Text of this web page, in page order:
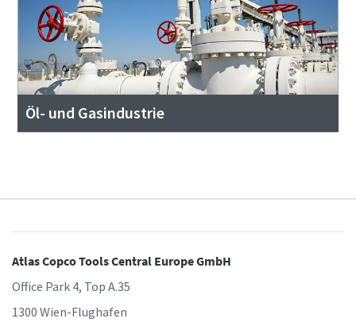
Öl- und Gasindustrie
Atlas Copco Tools Central Europe GmbH
Office Park 4, Top A.35
1300 Wien-Flughafen